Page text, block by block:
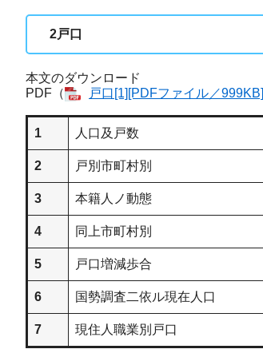
2戸口
本文のダウンロード
PDF（
戸口​[1][PDFファイル／999KB]
1 人口及戸数
2 戸別市町村別
3 本籍人ノ動態
4 同上市町村別
5 戸口増減歩合
6 国勢調査二依ル現在人口
7 現住人職業別戸口